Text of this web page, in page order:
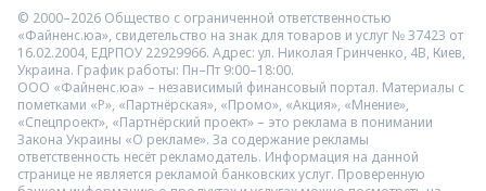
© 2000–2026 Общество с ограниченной ответственностью
«Файненс.юа», свидетельство на знак для товаров и услуг № 37423 от
16.02.2004, ЕДРПОУ 22929966. Адрес: ул. Николая Гринченко, 4В, Киев,
Украина. График работы: Пн–Пт 9:00–18:00.
ООО «Файненс.юа» – независимый финансовый портал. Материалы с
пометками «Р», «Партнёрская», «Промо», «Акция», «Мнение»,
«Спецпроект», «Партнёрский проект» – это реклама в понимании
Закона Украины «О рекламе». За содержание рекламы
ответственность несёт рекламодатель. Информация на данной
странице не является рекламой банковских услуг. Проверенную